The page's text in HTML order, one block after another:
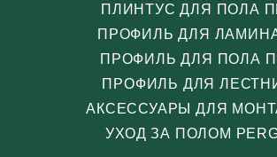
ПЛИНТУС ДЛЯ ПОЛА
ПРОФИЛЬ ДЛЯ
ПРОФИЛЬ ДЛЯ ПОЛА
ПРОФИЛЬ ДЛЯ
АКСЕССУАРЫ ДЛЯ
УХОД ЗА ПОЛОМ